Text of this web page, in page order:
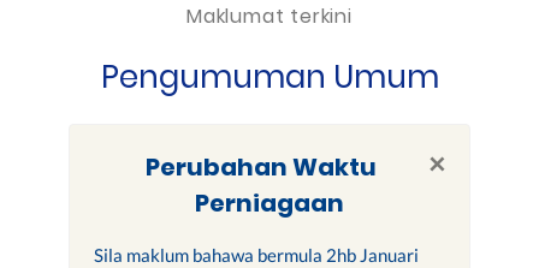
Maklumat terkini
Pengumuman Umum
×
Perubahan Waktu
Perniagaan
Sila maklum bahawa bermula 2hb Januari